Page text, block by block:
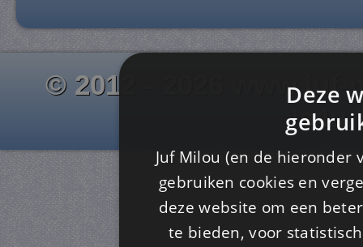
© 2012 - 2026
Is4u
Deze
Juf Milou (en de
gebruiken cookies en
deze website om een
te bieden, voor